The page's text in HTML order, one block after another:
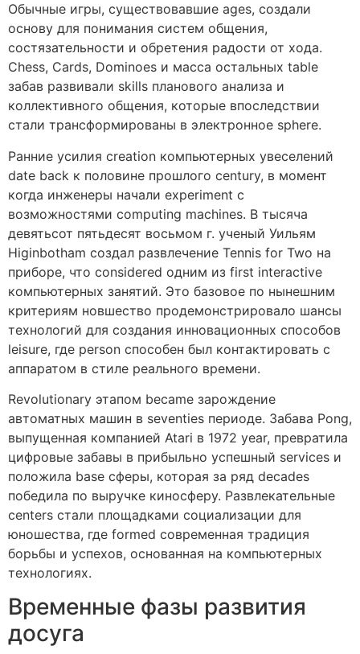
Обычные игры, существовавшие ages, создали
основу для понимания систем общения,
состязательности и обретения радости от хода.
Chess, Cards, Dominoes и масса остальных table
забав развивали skills планового анализа и
коллективного общения, которые впоследствии
стали трансформированы в электронное sphere.
Ранние усилия creation компьютерных увеселений
date back к половине прошлого century, в момент
когда инженеры начали experiment с
возможностями computing machines. В тысяча
девятьсот пятьдесят восьмом г. ученый Уильям
Higinbotham создал развлечение Tennis for Two на
приборе, что considered одним из first interactive
компьютерных занятий. Это базовое по нынешним
критериям новшество продемонстрировало шансы
технологий для создания инновационных способов
leisure, где person способен был контактировать с
аппаратом в стиле реального времени.
Revolutionary этапом became зарождение
автоматных машин в seventies периоде. Забава Pong,
выпущенная компанией Atari в 1972 year, превратила
цифровые забавы в прибыльно успешный services и
положила base сферы, которая за ряд decades
победила по выручке киносферу. Развлекательные
centers стали площадками социализации для
юношества, где formed современная традиция
борьбы и успехов, основанная на компьютерных
технологиях.
Временные фазы развития
досуга